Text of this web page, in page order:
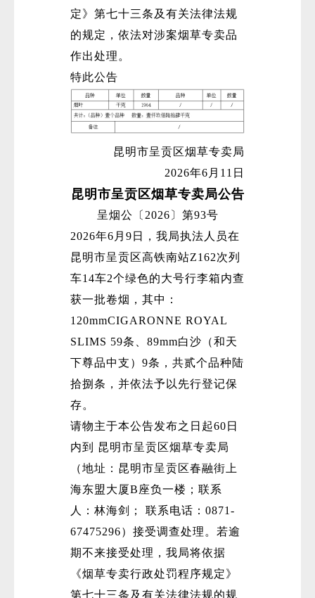
定》第七十三条及有关法律法规
的规定，依法对涉案烟草专卖品
作出处理。
特此公告
昆明市呈贡区烟草专卖局
2026年6月11日
昆明市呈贡区烟草专卖局公告
呈烟公〔2026〕第93号
2026年6月9日，我局执法人员在
昆明市呈贡区高铁南站Z162次列
车14车2个绿色的大号行李箱内查
获一批卷烟，其中：
120mmCIGARONNE ROYAL
SLIMS 59条、89mm白沙（和天
下尊品中支）9条，共贰个品种陆
拾捌条，并依法予以先行登记保
存。
请物主于本公告发布之日起60日
内到 昆明市呈贡区烟草专卖局
（地址：昆明市呈贡区春融街上
海东盟大厦B座负一楼；联系
人：林海剑； 联系电话：0871-
67475296）接受调查处理。若逾
期不来接受处理，我局将依据
《烟草专卖行政处罚程序规定》
第七十三条及有关法律法规的规